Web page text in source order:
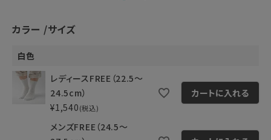
カラー サイズ
白色
レディースFREE（22.5～
24.5cm）
¥1,540 税込
カートに入れる
メンズFREE（24.5～